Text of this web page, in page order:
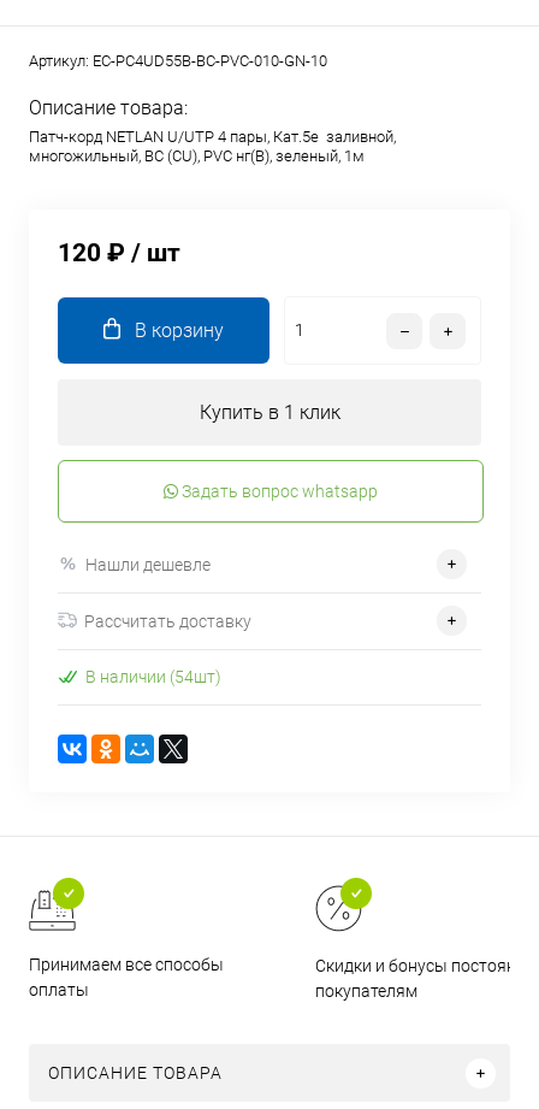
Артикул: EC-PC4UD55B-BC-PVC-010-GN-10
Описание товара:
Патч-корд NETLAN U/UTP 4 пары, Кат.5е заливной,
многожильный, BC (CU), PVC нг(B), зеленый, 1м
120 ₽ / шт
В корзину
Купить в 1 клик
Задать вопрос whatsapp
Нашли дешевле
Рассчитать доставку
В наличии (54шт)
Принимаем все способы
оплаты
Скидки и бонусы
покупателям
ОПИСАНИЕ ТОВАРА